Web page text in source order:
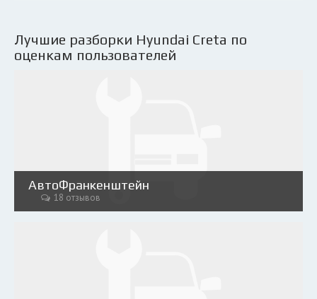
Лучшие разборки Hyundai Creta по
оценкам пользователей
АвтоФранкенштейн
18 отзывов